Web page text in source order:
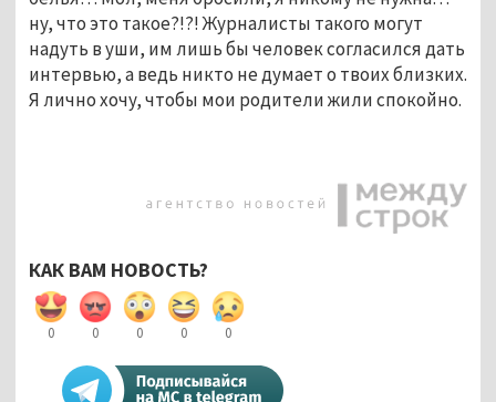
ну, что это такое?!?! Журналисты такого могут
надуть в уши, им лишь бы человек согласился дать
интервью, а ведь никто не думает о твоих близких.
Я лично хочу, чтобы мои родители жили спокойно.
КАК ВАМ НОВОСТЬ?
0 0 0 0 0